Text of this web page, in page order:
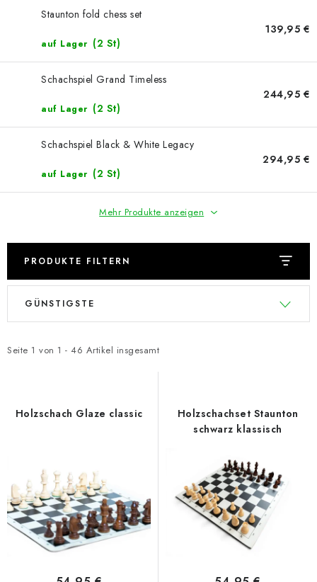
GESCHÄFTSBEDINGUNGEN
KONTAKT
Kontakt FAQ Über uns
Schachblog
Geschäftsbedingungen
Staunton fold chess set
auf Lager (2 St)
139,95 €
Schachspiel Grand Timeless
auf Lager (2 St)
244,95 €
Schachspiel Black & White Legacy
auf Lager (2 St)
294,95 €
Mehr Produkte anzeigen
PRODUKTE FILTERN
L
t
e
o
d
u
Seite 1 von 1 - 46 Artikel insgesamt
P
d
t
i
e
GÜNSTIGSTE
Holzschach Glaze classic
Holzschachset Staunton
schwarz klassisch